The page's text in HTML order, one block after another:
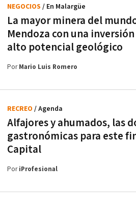
La mayor minera del
Mendoza con una
alto potencial geológico
NEGOCIOS / En Malargüe
PorMario Luis Romero
Alfajores y ahumados, las
gastronómicas para este
Capital
RECREO / Agenda
PoriProfesional